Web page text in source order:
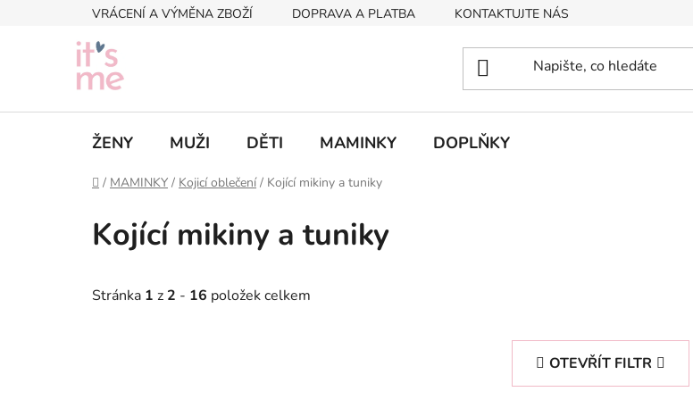
VRÁCENÍ A VÝMĚNA ZBOŽÍ DOPRAVA A PLATBA KONTAKTUJTE NÁS
ŽENY MUŽI DĚTI MAMINKY DOPLŇKY
Domů
/ MAMINKY / Kojicí oblečení / Kojící mikiny a tuniky
Kojící mikiny a tuniky
Stránka 1 z 2 - 16 položek celkem
OTEVŘÍT FILTR